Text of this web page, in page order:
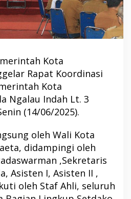
Kota
Rapat Koordinasi
Kota
Ngalau Indah Lt. 3
(14/06/2025).
oleh Wali Kota
didampingi oleh
,Sekretaris
Asisten I, Asisten II ,
oleh Staf Ahli, seluruh